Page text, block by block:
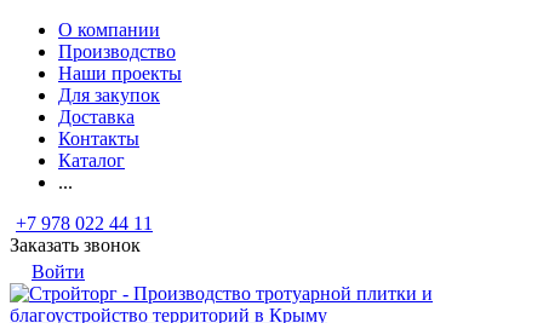
О компании
Производство
Наши проекты
Для закупок
Доставка
Контакты
Каталог
...
+7 978 022 44 11
Заказать звонок
Войти